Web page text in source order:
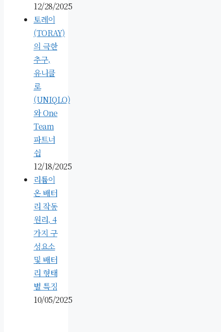
12/28/2025
토레이
(TORAY)
의 극한
추구,
유니클
로
(UNIQLO)
와 One
Team
파트너
쉽
12/18/2025
리튬이
온 배터
리 작동
원리, 4
가지 구
성요소
및 배터
리 형태
별 특징
10/05/2025